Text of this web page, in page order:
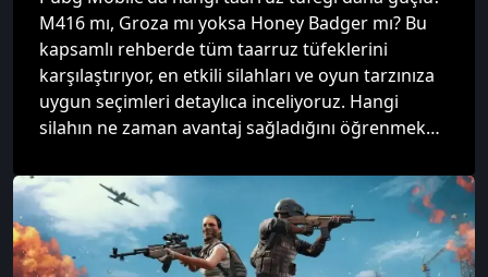
M416 mı, Groza mı yoksa Honey Badger mı? Bu
kapsamlı rehberde tüm taarruz tüfeklerini
karşılaştırıyor, en etkili silahları ve oyun tarzınıza
uygun seçimleri detaylıca inceliyoruz. Hangi
silahın ne zaman avantaj sağladığını öğrenmek